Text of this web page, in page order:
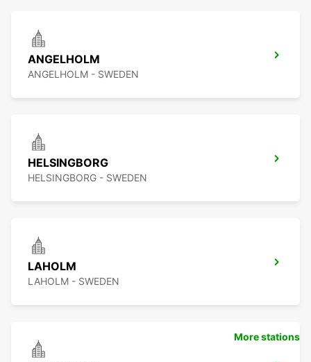
ANGELHOLM
ANGELHOLM - SWEDEN
HELSINGBORG
HELSINGBORG - SWEDEN
LAHOLM
LAHOLM - SWEDEN
More stations